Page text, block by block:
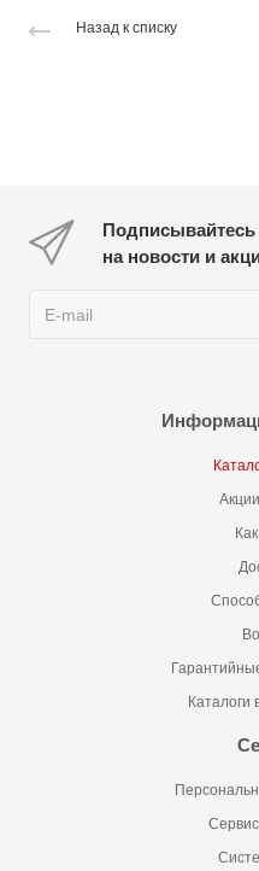
Назад к списку
Подписывайтесь
на новости и
Каталоги